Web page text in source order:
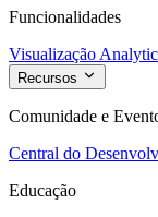
Funcionalidades
Visualização
Recursos
Comunidade e
Central do
Educação